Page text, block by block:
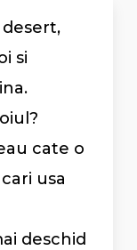
si
cate o
usa
deschid